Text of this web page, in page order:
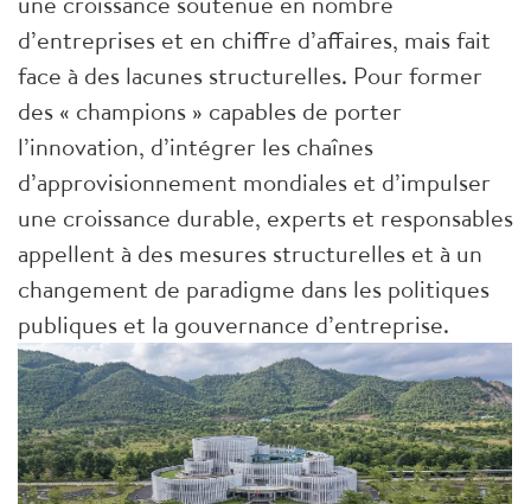
d’entreprises et en chiffre d’affaires, mais fait
face à des lacunes structurelles. Pour former
des « champions » capables de porter
l’innovation, d’intégrer les chaînes
d’approvisionnement mondiales et d’impulser
une croissance durable, experts et responsables
appellent à des mesures structurelles et à un
changement de paradigme dans les politiques
publiques et la gouvernance d’entreprise.